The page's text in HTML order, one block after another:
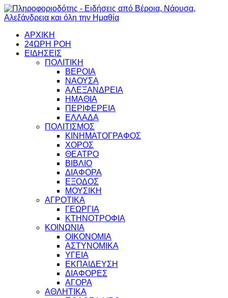
ΑΡΧΙΚΗ
24ΩΡΗ ΡΟΗ
ΕΙΔΗΣΕΙΣ
ΠΟΛΙΤΙΚΗ
ΒΕΡΟΙΑ
ΝΑΟΥΣΑ
ΑΛΕΞΑΝΔΡΕΙΑ
ΗΜΑΘΙΑ
ΠΕΡΙΦΕΡΕΙΑ
ΕΛΛΑΔΑ
ΠΟΛΙΤΙΣΜΟΣ
ΚΙΝΗΜΑΤΟΓΡΑΦΟΣ
ΧΟΡΟΣ
ΘΕΑΤΡΟ
ΒΙΒΛΙΟ
ΔΙΑΦΟΡΑ
ΕΞΟΔΟΣ
ΜΟΥΣΙΚΗ
ΑΓΡΟΤΙΚΑ
ΓΕΩΡΓΙΑ
ΚΤΗΝΟΤΡΟΦΙΑ
ΚΟΙΝΩΝΙΑ
ΟΙΚΟΝΟΜΙΑ
ΑΣΤΥΝΟΜΙΚΑ
ΥΓΕΙΑ
ΕΚΠΑΙΔΕΥΣΗ
ΔΙΑΦΟΡΕΣ
ΑΓΟΡΑ
ΑΘΛΗΤΙΚΑ